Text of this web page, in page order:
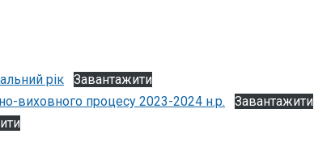
рік
Завантажити
виховного процесу 2023-2024 н.р.
Завантажити